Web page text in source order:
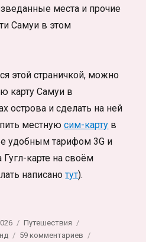
места и прочие
Самуи в этом
этой страничкой, можно
карту Самуи в
острова и сделать на ней
местнуюсим-карту в
удобным тарифом 3G и
карте на своём
написанотут).
места и
Рубрики
Путешествия
59 комментариев